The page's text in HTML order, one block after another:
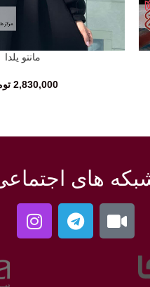
مانتو یلدا
2,830,000
های